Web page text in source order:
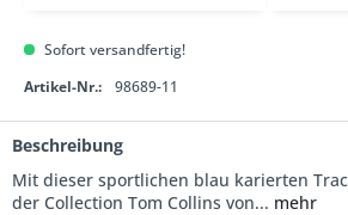
Sofort versandfertig!
Artikel-Nr.:
98689-11
Beschreibung
Mit dieser sportlichen blau karierten
der Collection Tom Collins von... mehr